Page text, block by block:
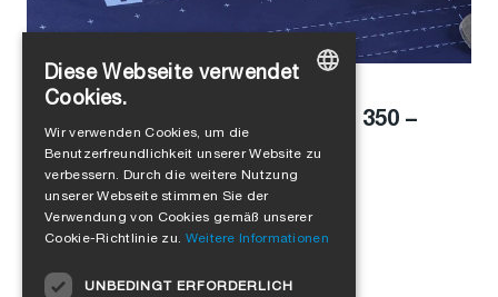
Alejandro Jimenez
Dach abdichten mit Majcoat® 350 –
schnell & einfach
ENGLISH
FRENCH
Diese Webseite verwendet
Cookies.
Wir verwenden Cookies, um die
Benutzerfreundlichkeit unserer Website zu
verbessern. Durch die weitere Nutzung
unserer Webseite stimmen Sie der
Verwendung von Cookies gemäß unserer
Cookie-Richtlinie zu. Weitere Informationen
UNBEDINGT ERFORDERLICH